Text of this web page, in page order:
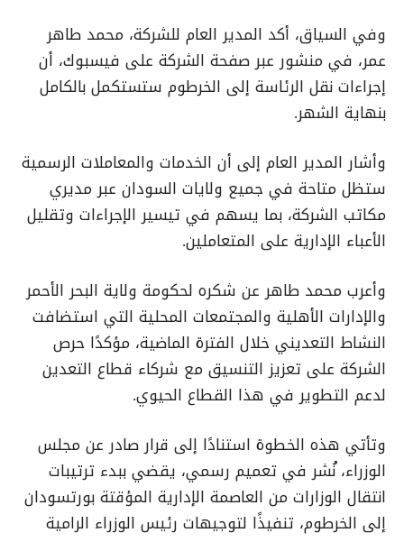
وفي السياق، أكد المدير العام للشركة، محمد طاهر
عمر، في منشور عبر صفحة الشركة على فيسبوك، أن
إجراءات نقل الرئاسة إلى الخرطوم ستستكمل بالكامل
بنهاية الشهر.
وأشار المدير العام إلى أن الخدمات والمعاملات الرسمية
ستظل متاحة في جميع ولايات السودان عبر مديري
مكاتب الشركة، بما يسهم في تيسير الإجراءات وتقليل
الأعباء الإدارية على المتعاملين.
وأعرب محمد طاهر عن شكره لحكومة ولاية البحر الأحمر
والإدارات الأهلية والمجتمعات المحلية التي استضافت
النشاط التعديني خلال الفترة الماضية، مؤكدًا حرص
الشركة على تعزيز التنسيق مع شركاء قطاع التعدين
لدعم التطوير في هذا القطاع الحيوي.
وتأتي هذه الخطوة استنادًا إلى قرار صادر عن مجلس
الوزراء، نُشر في تعميم رسمي، يقضي ببدء ترتيبات
انتقال الوزارات من العاصمة الإدارية المؤقتة بورتسودان
إلى الخرطوم، تنفيذًا لتوجيهات رئيس الوزراء الرامية